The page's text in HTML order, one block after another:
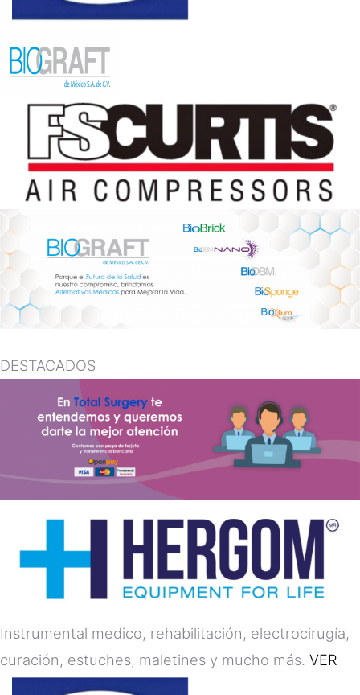
DESTACADOS
Instrumental medico, rehabilitación, electrocirugía,
curación, estuches, maletines y mucho más. VER